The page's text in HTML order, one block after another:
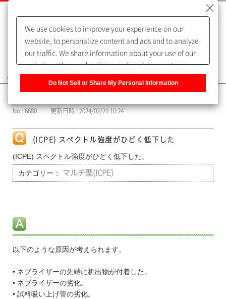
よくあるご質問（FAQ）
No : 6680 更新日時 : 2024/02/29 10:24
(ICPE) スペクトル強度がひどく低下した
(ICPE) スペクトル強度がひどく低下した。
カテゴリー： マルチ型(ICPE)
以下のような原因が考えられます。
• ネブライザーの先端に析出物が付着した。
• ネブライザーの劣化。
• 試料吸い上げ管の劣化。
We use cookies to improve your experience on our
website, to personalize content and ads and to analyze
our traffic. We share information about your use of our
website with our advertising and analytics partners,
of our sharing information about you with our partners.
Information] to customize your cookie settings on our
Do Not Sell or Share My Personal Information